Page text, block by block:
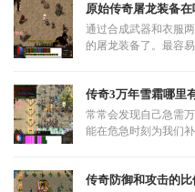
原始传奇屠龙装备
通过合成武器和衣服
的屠龙装备了。最容
传奇3万年雪霜哪里
常常会发现自己急需
能在危急时刻为我们
传奇防御和攻击的